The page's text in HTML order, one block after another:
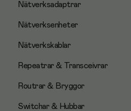
Nätverksadaptrar
Nätverksenheter
Nätverkskablar
Repeatrar & Transceivrar
Routrar & Bryggor
Switchar & Hubbar